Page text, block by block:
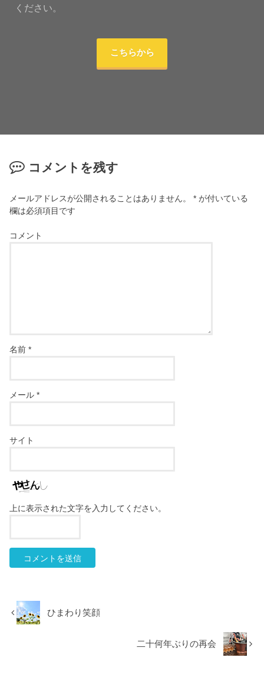
ください。
こちらから
コメントを残す
メールアドレスが公開されることはありません。 * が付いている
欄は必須項目です
コメント
名前*
メール*
サイト
上に表示された文字を入力してください。
ひまわり笑顔
二十何年ぶりの再会